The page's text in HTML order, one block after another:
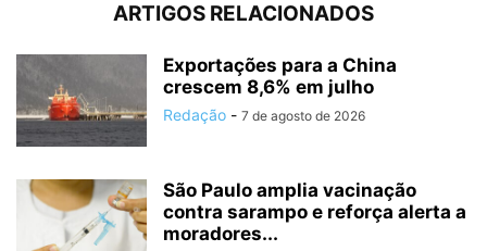
ARTIGOS RELACIONADOS
Exportações para a China
crescem 8,6% em julho
Redação - 7 de agosto de 2026
São Paulo amplia vacinação
contra sarampo e reforça alerta a
moradores...